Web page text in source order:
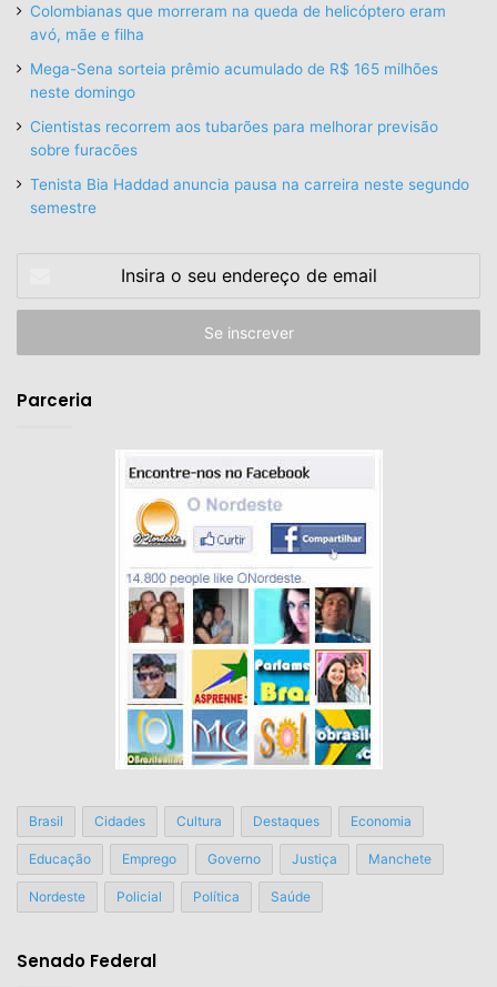
Colombianas que morreram na queda de helicóptero eram
avó, mãe e filha
Mega-Sena sorteia prêmio acumulado de R$ 165 milhões
neste domingo
Cientistas recorrem aos tubarões para melhorar previsão
sobre furacões
Tenista Bia Haddad anuncia pausa na carreira neste segundo
semestre
seu
de
Parceria
Brasil Cidades Cultura Destaques Economia
Educação Emprego Governo Justiça Manchete
Nordeste Policial Política Saúde
Senado Federal